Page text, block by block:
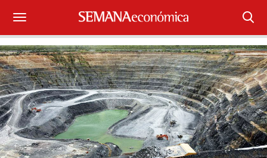
Suscríbase
Iniciar sesión
Portada
¿Qué está pasando?